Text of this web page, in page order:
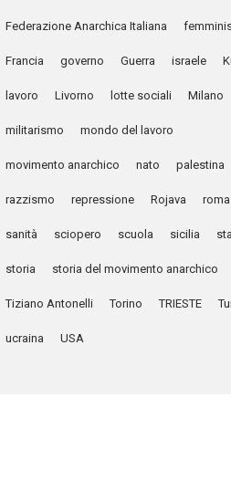
Federazione Anarchica Italiana
Francia governo Guerra israele
lavoro Livorno lotte sociali Milano
militarismo mondo del lavoro
movimento anarchico nato palestina
razzismo repressione Rojava roma
sanità sciopero scuola sicilia
storia storia del movimento anarchico
Tiziano Antonelli Torino TRIESTE
ucraina USA